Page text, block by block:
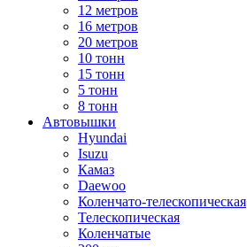
12 метров
16 метров
20 метров
10 тонн
15 тонн
5 тонн
8 тонн
Автовышки
Hyundai
Isuzu
Камаз
Daewoo
Коленчато-телескопическая
Телескопическая
Коленчатые